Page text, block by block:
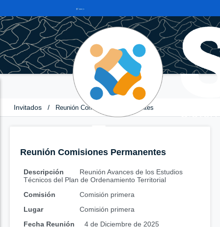
Invitados / Reunión Comisiones Permanentes
Reunión Comisiones Permanentes
Descripción
Reunión Avances de los Estudios
Técnicos del Plan de Ordenamiento Territorial
Comisión
Comisión primera
Lugar
Comisión primera
Fecha Reunión
4 de Diciembre de 2025